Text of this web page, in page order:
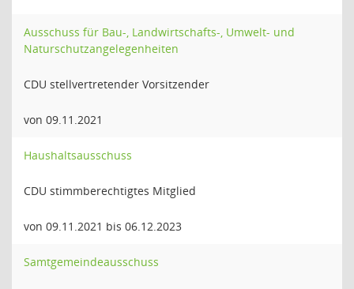
Ausschuss für Bau-, Landwirtschafts-, Umwelt- und
Naturschutzangelegenheiten
CDU stellvertretender Vorsitzender
von 09.11.2021
Haushaltsausschuss
CDU stimmberechtigtes Mitglied
von 09.11.2021 bis 06.12.2023
Samtgemeindeausschuss